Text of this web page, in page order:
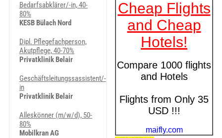
Bedarfsabklärer/-in, 40-
80%
KESB Bülach Nord
Dipl. Pflegefachperson,
Akutpflege, 40-70%
Privatklinik Belair
Geschäftsleitungssassistent/-
in
Privatklinik Belair
Alleskönner (m/w/d), 50-
80%
Mobilkran AG